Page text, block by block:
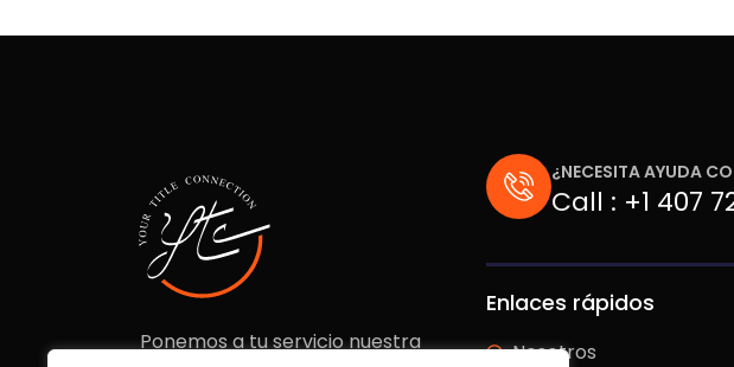
Ponemos a tu servicio nuestra
¿NECESITA AYUDA
Call : +1 407
Enlaces rápidos
Nosotros